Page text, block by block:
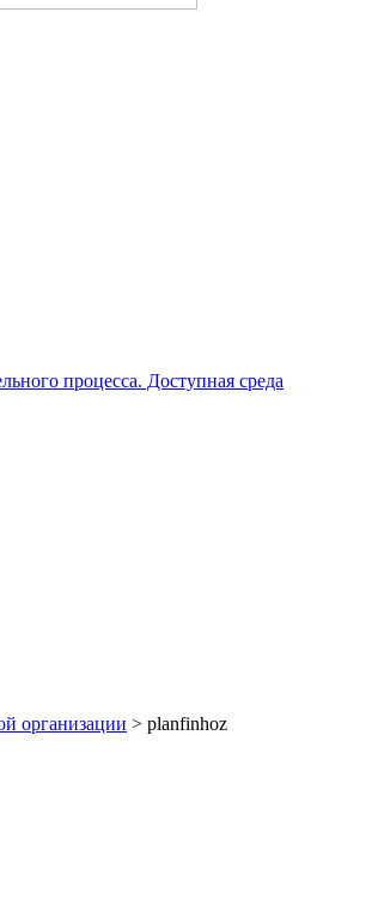
процесса. Доступная среда
организации > planfinhoz